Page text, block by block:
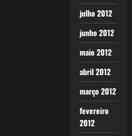
julho 2012
junho 2012
maio 2012
abril 2012
março 2012
fevereiro
2012